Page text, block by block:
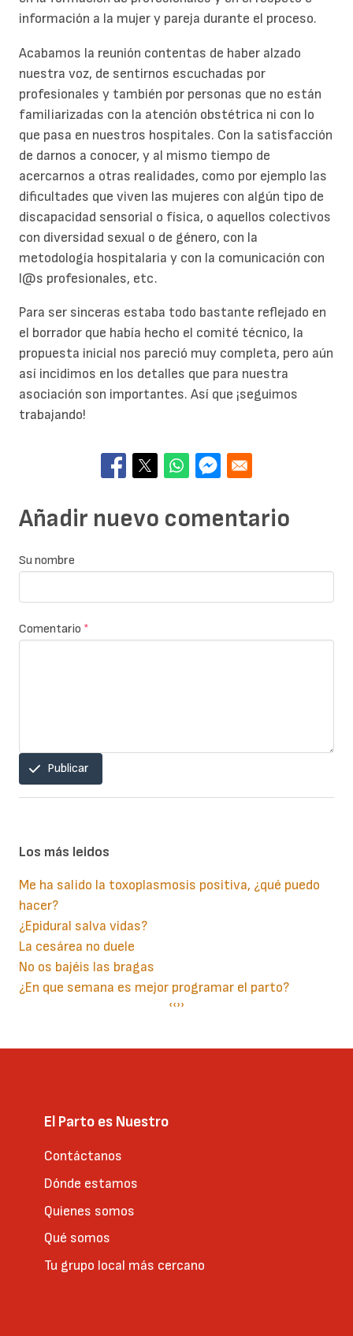
información a la mujer y pareja durante el proceso.
Acabamos la reunión contentas de haber alzado
nuestra voz, de sentirnos escuchadas por
profesionales y también por personas que no están
familiarizadas con la atención obstétrica ni con lo
que pasa en nuestros hospitales. Con la satisfacción
de darnos a conocer, y al mismo tiempo de
acercarnos a otras realidades, como por ejemplo las
dificultades que viven las mujeres con algún tipo de
discapacidad sensorial o física, o aquellos colectivos
con diversidad sexual o de género, con la
metodología hospitalaria y con la comunicación con
l@s profesionales, etc.
Para ser sinceras estaba todo bastante reflejado en
el borrador que había hecho el comité técnico, la
propuesta inicial nos pareció muy completa, pero aún
así incidimos en los detalles que para nuestra
asociación son importantes. Así que ¡seguimos
trabajando!
Añadir nuevo comentario
Su nombre
Comentario *
Publicar
Los más leidos
Me ha salido la toxoplasmosis positiva, ¿qué puedo
hacer?
¿Epidural salva vidas?
La cesárea no duele
No os bajéis las bragas
¿En que semana es mejor programar el parto?
Página
‹‹Siguiente
››
El Parto es Nuestro
Contáctanos
Dónde estamos
Quienes somos
Qué somos
Tu grupo local más cercano